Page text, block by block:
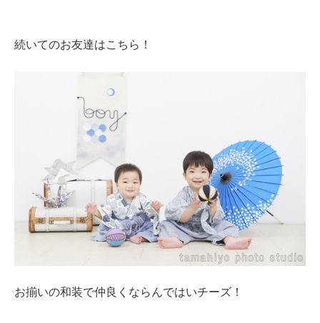
続いてのお友達はこちら！
お揃いの和装で仲良くならんではいチーズ！